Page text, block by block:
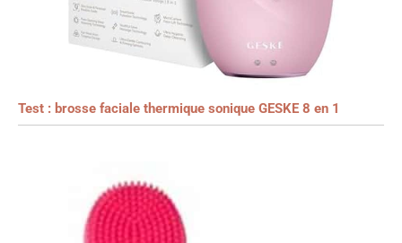
Test : brosse faciale thermique sonique GESKE 8 en 1